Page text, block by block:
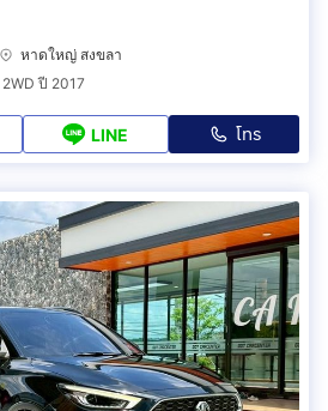
หาดใหญ่ สงขลา
ปี 2017
LINE โทร